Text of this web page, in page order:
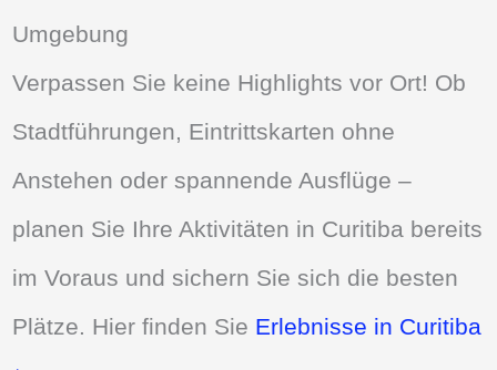
Umgebung
Verpassen Sie keine Highlights vor Ort! Ob
Stadtführungen, Eintrittskarten ohne
Anstehen oder spannende Ausflüge –
planen Sie Ihre Aktivitäten in Curitiba bereits
im Voraus und sichern Sie sich die besten
Plätze. Hier finden Sie Erlebnisse in Curitiba